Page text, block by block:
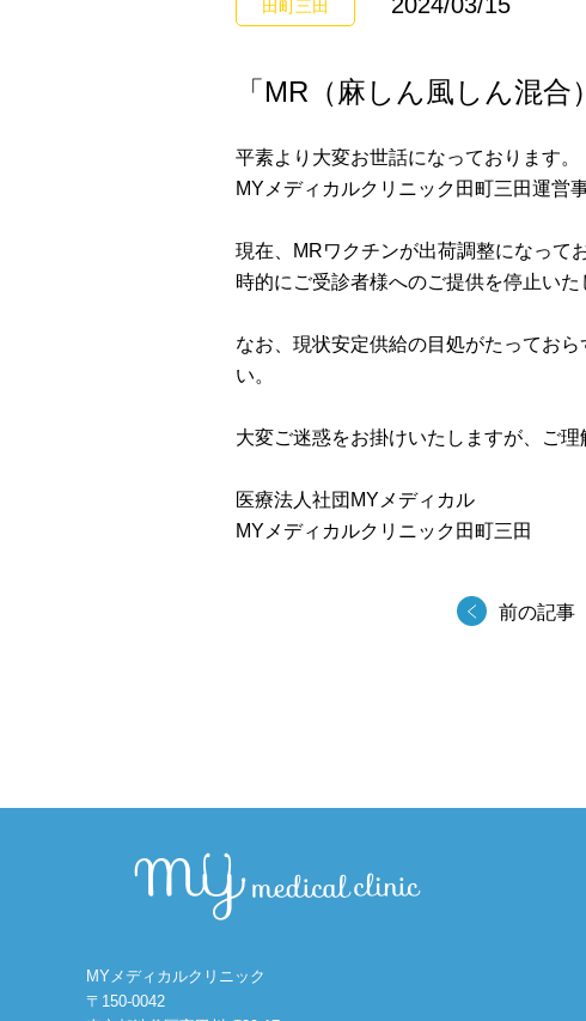
田町三田
「MR（麻しん風しん混
平素より大変お世話になっております。
MYメディカルクリニック田町三田運営
現在、MRワクチンが出荷調整になって
時的にご受診者様へのご提供を停止いた
なお、現状安定供給の目処がたってお
い。
大変ご迷惑をお掛けいたしますが、ご
医療法人社団MYメディカル
MYメディカルクリニック田町三田
前の記事
MYメディカルクリニック
〒150-0042